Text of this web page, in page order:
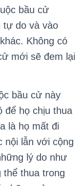
bầu cử
tự do và vào
Không có
mới sẽ đem lại
bầu cử này
để họ chịu thua
là họ mất đi
nội lẫn với cộng
lý do như
thể thua trong